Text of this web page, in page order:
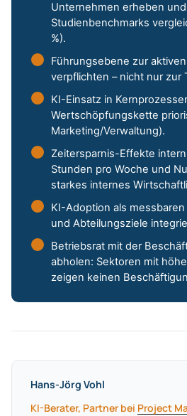
Unternehmen erheben
Studienbenchmarks
%).
Führungsebene zur
verpflichten – nicht nur zur
KI-Einsatz in
Wertschöpfungskette
Marketing/Verwaltung).
Zeitersparnis-Effekte
Stunden pro Woche und
starkes internes
KI-Adoption als
und Abteilungsziele
Betriebsrat mit der
abholen: Sektoren mit
zeigen keinen
Hans-Jörg Vohl
KI-Berater, Partner bei Project